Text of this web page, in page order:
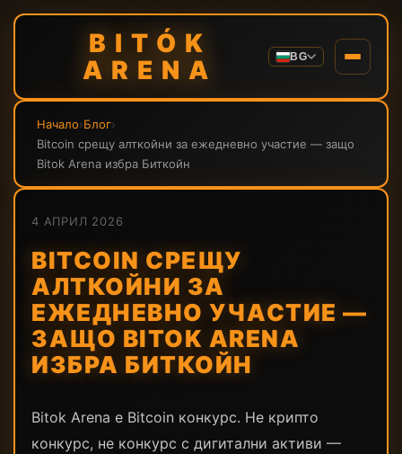
BITÓK
ARENA
BG
Начало›Блог›
Bitcoin срещу алткойни за ежедневно участие — защо
Bitok Arena избра Биткойн
4 АПРИЛ 2026
BITCOIN СРЕЩУ
АЛТКОЙНИ ЗА
ЕЖЕДНЕВНО УЧАСТИЕ —
ЗАЩО BITOK ARENA
ИЗБРА БИТКОЙН
Bitok Arena е Bitcoin конкурс. Не крипто
конкурс, не конкурс с дигитални активи —